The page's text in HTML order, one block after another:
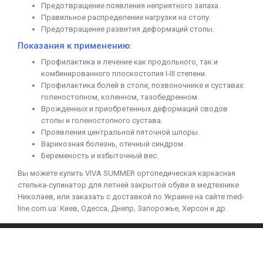
Предотвращение появления неприятного запаха.
Правильное распределение нагрузки на стопу.
Предотвращение развития деформаций стопы.
Показания к применению:
Профилактика и лечение как продольного, так и
комбинированного плоскостопия I-III степени.
Профилактика болей в стопе, позвоночнике и суставах:
голеностопном, коленном, тазобедренном.
Врожденных и приобретенных деформаций сводов
стопы и голеностопного сустава.
Проявления центральной пяточной шпоры.
Варикозная болезнь, отечный синдром.
Беременость и избыточный вес.
Вы можете купить VIVA SUMMER ортопедическая каркасная
стелька-супинатор для летней закрытой обуви в медтехнике
Николаев, или заказать с доставкой по Украине на сайте med-
line.com.ua: Киев, Одесса, Днепр, Запорожье, Херсон и др.